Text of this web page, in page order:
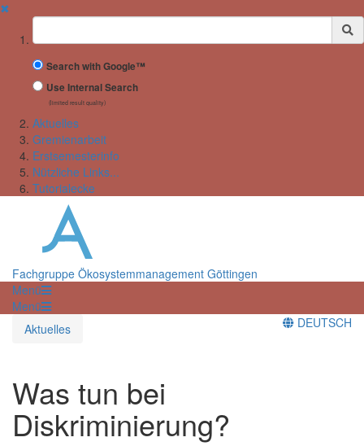
✖
Suchbegriff
Search with Google™
Use Internal Search
(limited result quality)
Aktuelles
Gremienarbeit
Erstsemesterinfo
Nützliche Links...
Tutorialecke
Fachgruppe Ökosystemmanagement Göttingen
Menü
Menü
Aktuelles
DEUTSCH
Was tun bei
Diskriminierung?